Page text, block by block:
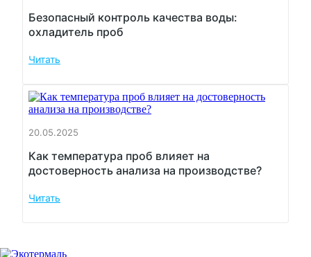
Безопасный контроль качества воды:
охладитель проб
Читать
20.05.2025
Как температура проб влияет на
достоверность анализа на производстве?
Читать